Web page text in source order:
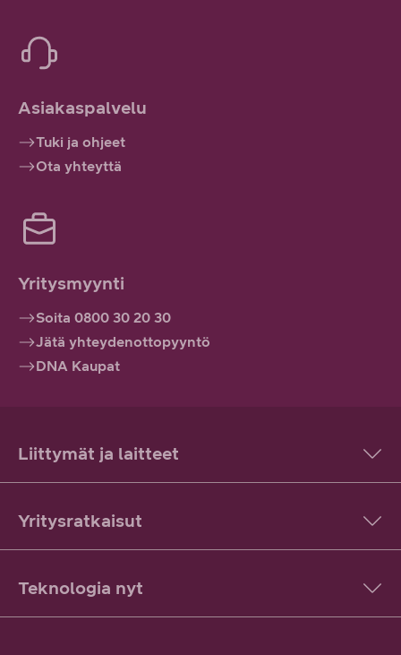
Asiakaspalvelu
Tuki ja ohjeet
Ota yhteyttä
Yritysmyynti
Soita 0800 30 20 30
Jätä yhteydenottopyyntö
DNA Kaupat
Liittymät ja laitteet
Yritysratkaisut
Teknologia nyt